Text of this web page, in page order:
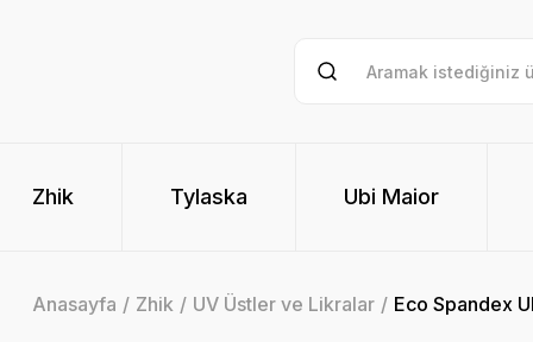
Zhik Tylaska Ubi Maior
Anasayfa Zhik UV Üstler ve Likralar Eco Spandex